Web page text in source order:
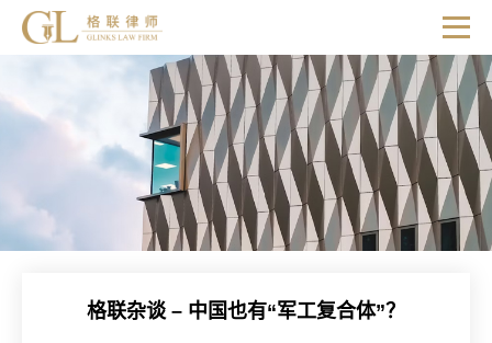
格联杂谈 – 中国也有“军工复合体”？